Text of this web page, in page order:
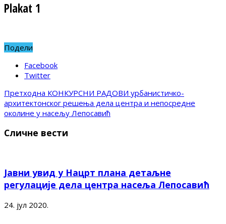
Plakat 1
Подели
Facebook
Twitter
Претходна КОНКУРСНИ РАДОВИ урбанистичко-
архитектонског решења дела центра и непосредне
околине у насељу Лепосавић
Сличне вести
Јавни увид у Нацрт плана детаљне
регулације дела центра насеља Лепосавић
24. јул 2020.